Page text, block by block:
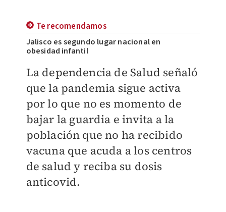
Te recomendamos
Jalisco es segundo lugar nacional en
obesidad infantil
La dependencia de Salud señaló
que la pandemia sigue activa
por lo que no es momento de
bajar la guardia e invita a la
población que no ha recibido
vacuna que acuda a los centros
de salud y reciba su dosis
anticovid.